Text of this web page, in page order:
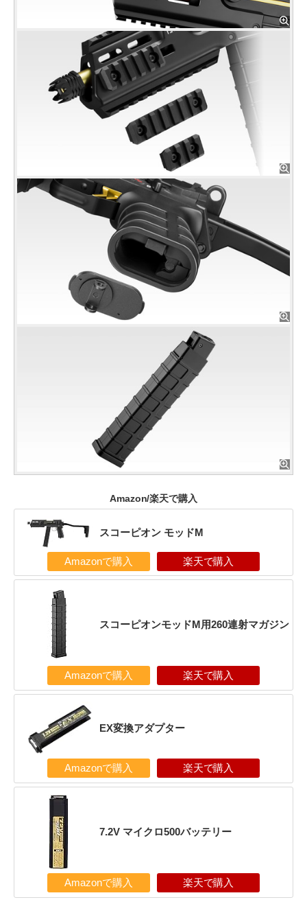
Amazon/楽天で購入
スコーピオン モッドM
Amazonで購入 楽天で購入
スコーピオンモッドM用260連射マガジン
Amazonで購入 楽天で購入
EX変換アダプター
Amazonで購入 楽天で購入
7.2V マイクロ500バッテリー
Amazonで購入 楽天で購入